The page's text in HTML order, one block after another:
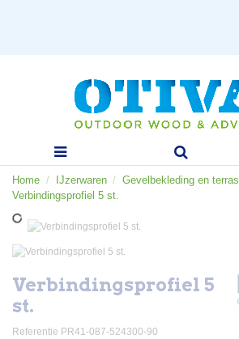
Home IJzerwaren
Gevelbekleding en terras
Verbindingsprofiel 5 st.
Verbindingsprofiel 5
st.
Referentie PR41-087-524300-90